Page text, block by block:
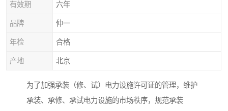
有效期 六年
品牌 仲一
年检 合格
产地 北京
为了加强承装（修、试）电力设施许可证的管理，维护
承装、承修、承试电力设施的市场秩序，规范承装